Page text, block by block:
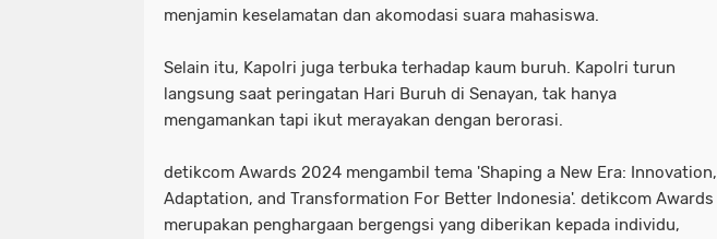
menjamin keselamatan dan akomodasi suara mahasiswa.
Selain itu, Kapolri juga terbuka terhadap kaum buruh. Kapolri turun
langsung saat peringatan Hari Buruh di Senayan, tak hanya
mengamankan tapi ikut merayakan dengan berorasi.
detikcom Awards 2024 mengambil tema 'Shaping a New Era: Innovation,
Adaptation, and Transformation For Better Indonesia'. detikcom Awards
merupakan penghargaan bergengsi yang diberikan kepada individu,